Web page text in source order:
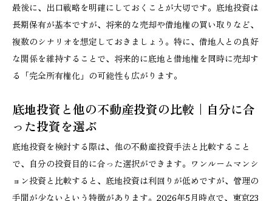
最後に、出口戦略を明確にしておくことが大切です。底地投資は
長期保有が基本ですが、将来的な売却や借地権の買い取りなど、
複数のシナリオを想定しておきましょう。特に、借地人との良好
な関係を維持することで、将来的に底地と借地権を同時に売却す
る「完全所有権化」の可能性も広がります。
底地投資と他の不動産投資の比較｜自分に合
った投資を選ぶ
底地投資を検討する際は、他の不動産投資手法と比較すること
で、自分の投資目的に合った選択ができます。ワンルームマンシ
ョン投資と比較すると、底地投資は利回りが低めですが、管理の
手間が少ないという特徴があります。2026年5月時点で、東京23